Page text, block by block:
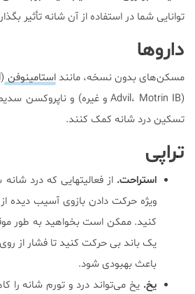
توانایی شما در استفاده از آن شانه تأثیر
داروها
مسکن‌های بدون نسخه‌، ماننداستامینوفن(Tylenol و غیره)‌،
تسکین درد شانه کمک کنند.
تراپی
استراحت.از فعالیتهایی که درد
ویژه حرکت دادن بازوی آسیب دیده
کنید. ممکن است بخواهید به طور
یک باند بی حرکت کنید تا فشار از
باعث بهبودی شود.
یخ. یخ می‌تواند درد و تورم شانه